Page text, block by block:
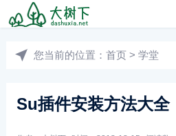
您当前的位置： 首页 > 学堂
Su插件安装方法大全